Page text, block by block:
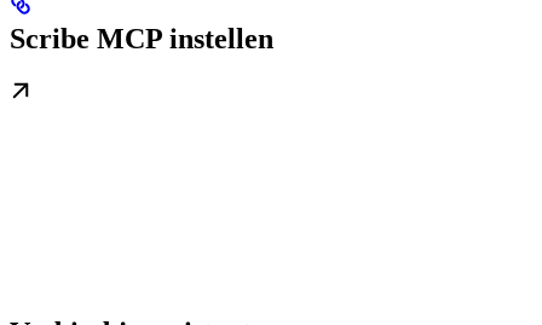
Scribe MCP instellen